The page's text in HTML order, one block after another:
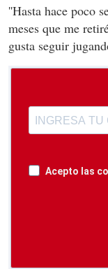
''Hasta hace poco
meses que me
gusta seguir
Acepto las